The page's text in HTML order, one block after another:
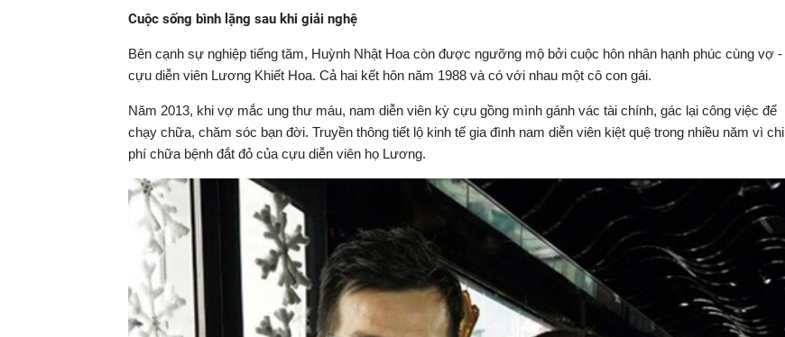
Cuộc sống bình lặng sau khi giải nghệ
Bên cạnh sự nghiệp tiếng tăm, Huỳnh Nhật Hoa còn được ngưỡng mộ bởi cuộc hôn nhân hạnh phúc cùng vợ -
cựu diễn viên Lương Khiết Hoa. Cả hai kết hôn năm 1988 và có với nhau một cô con gái.
Năm 2013, khi vợ mắc ung thư máu, nam diễn viên kỳ cựu gồng mình gánh vác tài chính, gác lại công việc để
chạy chữa, chăm sóc bạn đời. Truyền thông tiết lộ kinh tế gia đình nam diễn viên kiệt quệ trong nhiều năm vì chi
phí chữa bệnh đắt đỏ của cựu diễn viên họ Lương.